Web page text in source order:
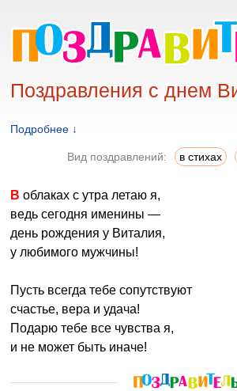
Поздравления с днем
Подробнее ↓
Вид поздравлений: в стихах
В облаках с утра летаю я,
ведь сегодня именины —
день рождения у Виталия,
у любимого мужчины!
Пусть всегда тебе сопутствуют
счастье, вера и удача!
Подарю тебе все чувства я,
и не может быть иначе!